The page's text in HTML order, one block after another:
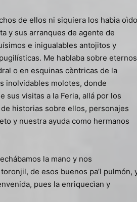
de ellos ni siquiera los habìa oìdo
y sus arranques de agente de
e inigualables antojitos y
Me hablaba sobre eternos
o en esquinas cèntricas de la
inolvidables molotes, donde
sus visitas a la Feria, allá por los
historias sobre ellos, personajes
y nuestra ayuda como hermanos
la mano y nos
de esos buenos pa’l pulmón,
pues la enriquecìan y